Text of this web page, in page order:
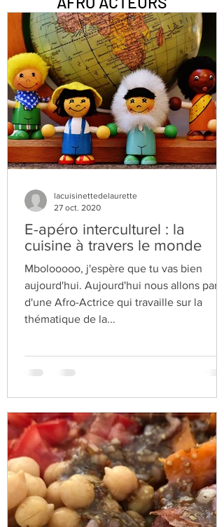
AFRO ACTEURS
E-apéro interculturel : la
cuisine à travers le monde
Mbolooooo, j'espère que tu vas bien
aujourd'hui. Aujourd'hui nous allons parler
d'une Afro-Actrice qui travaille sur la
lacuisinettedelaurette
27 oct. 2020